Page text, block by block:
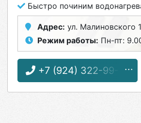
Быстро починим
Адрес: ул. Малиновского
Режим работы: Пн-пт:
+7 (924) 322-99-77